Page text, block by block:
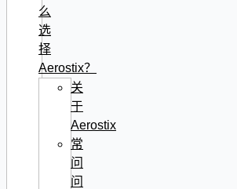
么
选
择
Aerostix？
关
于
Aerostix
常
问
问